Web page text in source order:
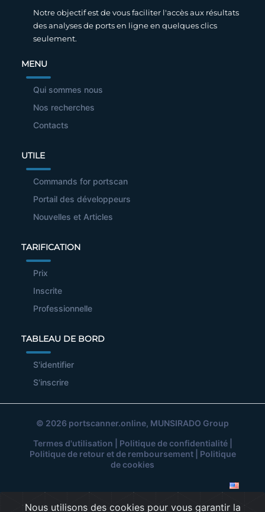
Notre objectif est de vous faciliter l'accès aux résultats
des analyses de ports en ligne en quelques clics
seulement.
MENU
Qui sommes nous
Nos recherches
Contacts
UTILE
Commands for portscan
Portail des développeurs
Nouvelles et Articles
TARIFICATION
Prix
Inscrite
Professionnelle
TABLEAU DE BORD
S'identifier
S'inscrire
© 2026 portscanner.online, MUNSIRADO Group
Termes d'utilisation
Politique de confidentialité|
Politique de retour et de remboursement| Politique
de cookies
Nous utilisons des cookies pour vous garantir la